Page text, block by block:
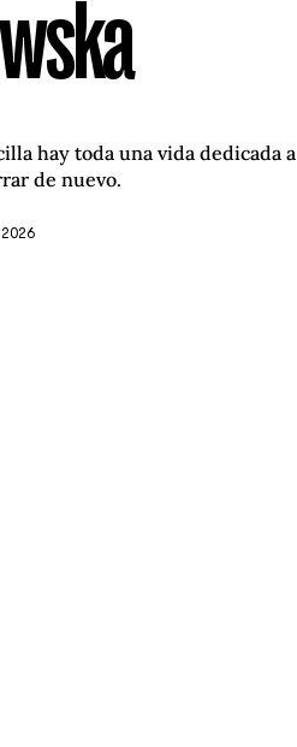
hay toda una vida dedicada a
de nuevo.